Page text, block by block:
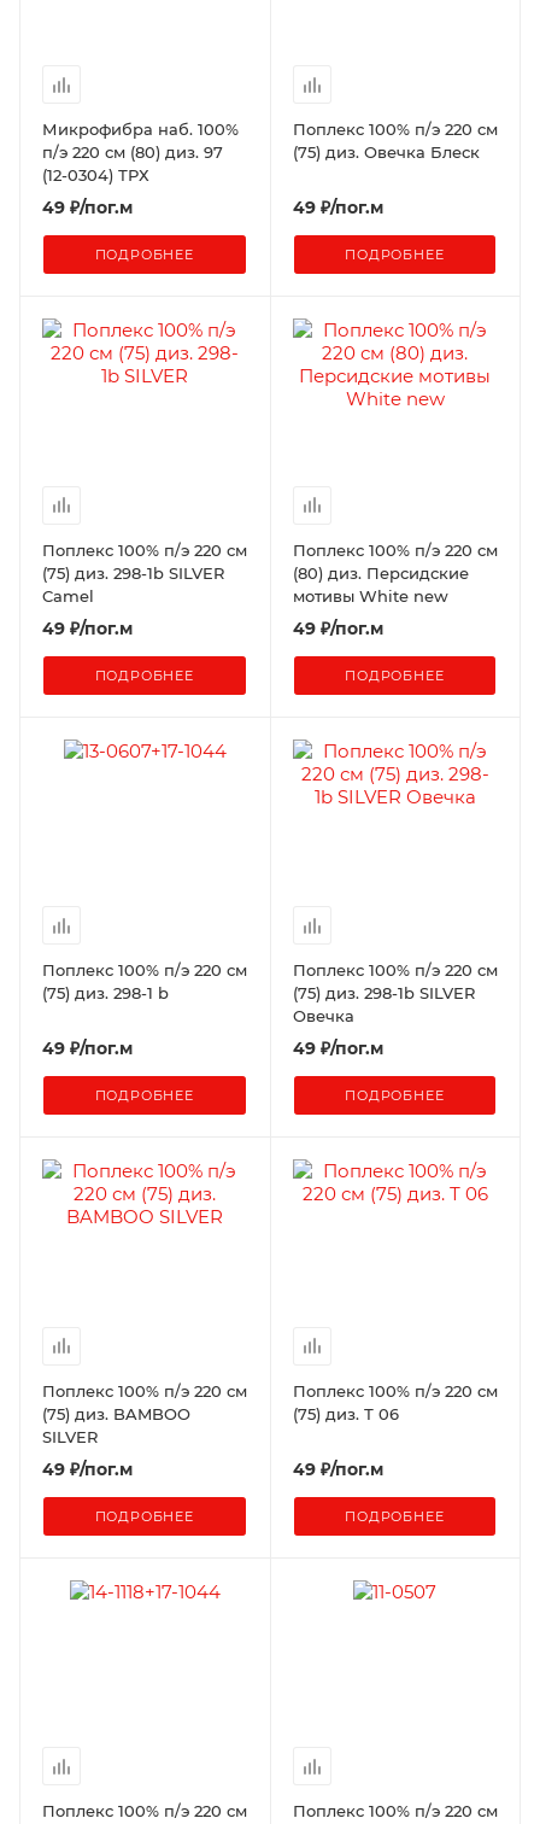
Микрофибра наб. 100%
п/э 220 см (80) диз. 97
(12-0304) ТРХ
49 ₽/пог.м
ПОДРОБНЕЕ
Поплекс 100% п/э 220 см
(75) диз. Овечка Блеск
49₽/пог.м
ПОДРОБНЕЕ
Поплекс 100% п/э 220 см
(75) диз. 298-1b SILVER
Camel
49 ₽/пог.м
ПОДРОБНЕЕ
Поплекс 100% п/э 220 см
(80) диз. Персидские
мотивы White new
49₽/пог.м
ПОДРОБНЕЕ
Поплекс 100% п/э 220 см
(75) диз. 298-1 b
49 ₽/пог.м
ПОДРОБНЕЕ
Поплекс 100% п/э 220 см
(75) диз. 298-1b SILVER
Овечка
49₽/пог.м
ПОДРОБНЕЕ
Поплекс 100% п/э 220 см
(75) диз. BAMBOO
SILVER
49 ₽/пог.м
ПОДРОБНЕЕ
Поплекс 100% п/э 220 см
(75) диз. Т 06
49₽/пог.м
ПОДРОБНЕЕ
Поплекс 100% п/э 220 см Поплекс 100% п/э 220 см